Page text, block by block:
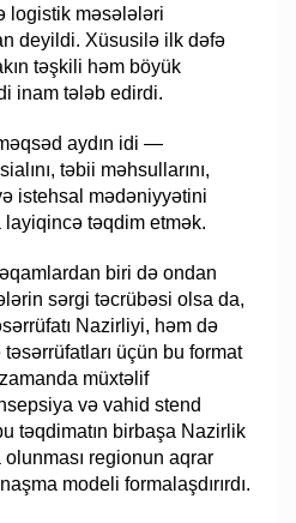
logistik məsələləri
deyildi. Xüsusilə ilk dəfə
təşkili həm böyük
inam tələb edirdi.
aydın idi —
təbii məhsullarını,
istehsal mədəniyyətini
təqdim etmək.
biri də ondan
sərgi təcrübəsi olsa da,
Nazirliyi, həm də
üçün bu format
müxtəlif
və vahid stend
təqdimatın birbaşa Nazirlik
regionun aqrar
modeli formalaşdırırdı.